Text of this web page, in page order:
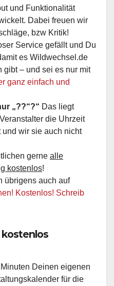
und Funktionalität
Dabei freuen wir
bzw Kritik!
Service gefällt und Du
es Wildwechsel.de
gibt – und sei es nur mit
ganz einfach und
„??“?“ Das liegt
die Uhrzeit
und wir sie auch nicht
gerne alle
kostenlos!
übrigens auch auf
Kostenlos! Schreib
Deinen eigenen
für die